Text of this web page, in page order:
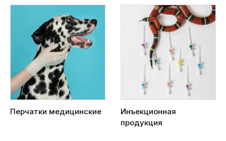
Перчатки медицинские
Инъекционная
продукция